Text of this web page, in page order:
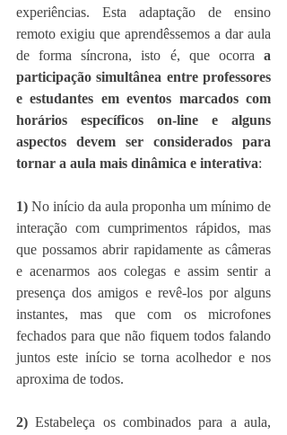
experiências. Esta adaptação de ensino
remoto exigiu que aprendêssemos a dar aula
de forma síncrona, isto é, que ocorra a
participação simultânea entre professores
e estudantes em eventos marcados com
horários específicos on-line e alguns
aspectos devem ser considerados para
tornar a aula mais dinâmica e interativa:
1) No início da aula proponha um mínimo de
interação com cumprimentos rápidos, mas
que possamos abrir rapidamente as câmeras
e acenarmos aos colegas e assim sentir a
presença dos amigos e revê-los por alguns
instantes, mas que com os microfones
fechados para que não fiquem todos falando
juntos este início se torna acolhedor e nos
aproxima de todos.
2) Estabeleça os combinados para a aula,